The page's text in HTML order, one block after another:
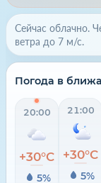
Сейчас облачно.
ветра до 7 м/с.
Погода в
20:00
+30°C
5%
21:00
+30°C
5%